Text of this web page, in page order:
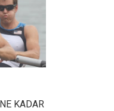
KADAR